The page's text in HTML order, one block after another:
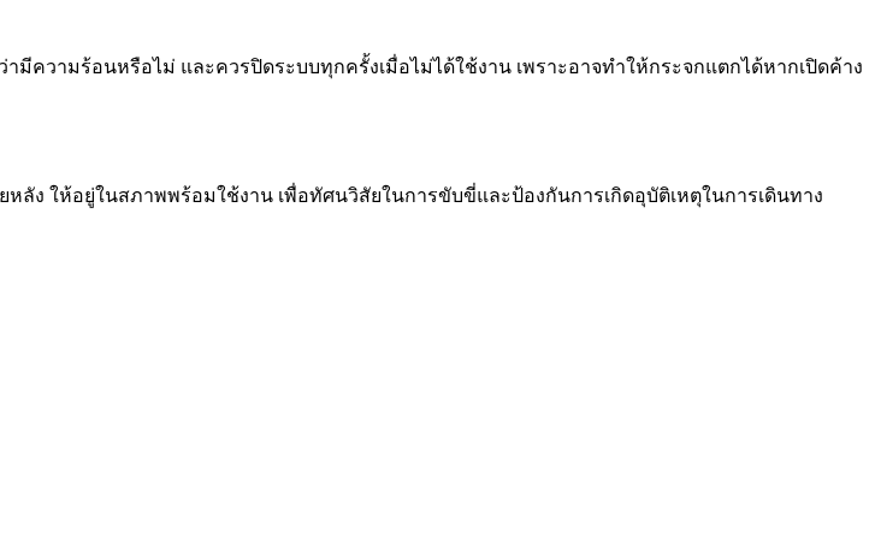
มีความร้อนหรือไม่ และควรปิดระบบทุกครั้งเมื่อไม่ได้ใช้งาน เพราะอาจทำให้กระจกแตกได้หากเปิดค้าง
ลัง ให้อยู่ในสภาพพร้อมใช้งาน เพื่อทัศนวิสัยในการขับขี่และป้องกันการเกิดอุบัติเหตุในการเดินทาง